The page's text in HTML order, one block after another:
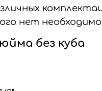
нет
без куба